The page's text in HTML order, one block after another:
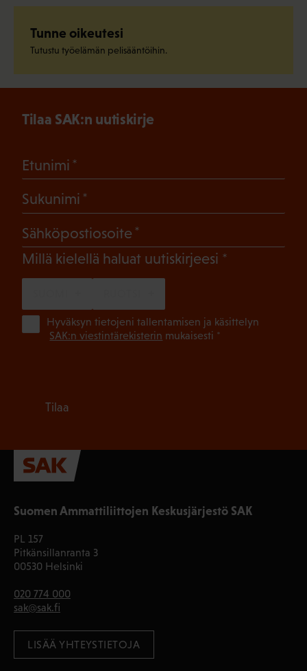
Tunne oikeutesi
Tutustu työelämän pelisääntöihin.
Suomen Ammattiliittojen Keskusjärjestö SAK
PL 157
Pitkänsillanranta 3
00530 Helsinki
020 774 000
sak@sak.fi
LISÄÄ YHTEYSTIETOJA
Tilaa SAK:n uutiskirje
Etunimi
Sukunimi
Sähköpostiosoite
Millä kielellä haluat uutiskirjeesi (Pakollinen)
Hyväksyn tietojeni tallentamisen ja käsittelyn
SAK:n viestintärekisterin mukaisesti *
Tilaa